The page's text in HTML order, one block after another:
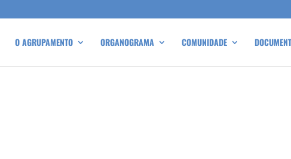
O AGRUPAMENTO ORGANOGRAMA COMUNIDADE